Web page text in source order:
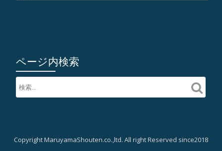
ページ内検索
Copyright MaruyamaShouten.co.,ltd. All right Reserved since2018